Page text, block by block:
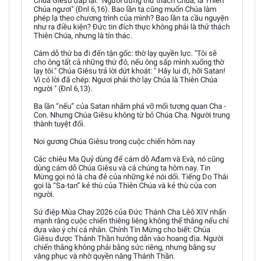
Chúa ngươi" (Đnl 6,16). Bao lần ta cũng muốn Chúa làm
phép lạ theo chương trình của mình? Bao lần ta cầu nguyện
như ra điều kiện? Đức tin đích thực không phải là thử thách
Thiên Chúa, nhưng là tín thác.
Cám dỗ thứ ba đi đến tận gốc: thờ lạy quyền lực. "Tôi sẽ
cho ông tất cả những thứ đó, nếu ông sấp mình xuống thờ
lạy tôi." Chúa Giêsu trả lời dứt khoát: " Hãy lui đi, hỡi Satan!
Vì có lời đã chép: Ngươi phải thờ lạy Chúa là Thiên Chúa
người " (Đnl 6,13).
Ba lần “nếu” của Satan nhắm phá vỡ mối tương quan Cha -
Con. Nhưng Chúa Giêsu không từ bỏ Chúa Cha. Người trung
thành tuyệt đối.
Noi gương Chúa Giêsu trong cuộc chiến hôm nay
Các chiêu Ma Quỷ dùng để cám dỗ Ađam và Evà, nó cũng
dùng cám dỗ Chúa Giêsu và cả chúng ta hôm nay. Tin
Mừng gọi nó là cha đẻ của những kẻ nói dối. Tiếng Do Thái
gọi là “Sa-tan” kẻ thù của Thiên Chúa và kẻ thù của con
người.
Sứ điệp Mùa Chay 2026 của Đức Thánh Cha Lêô XIV nhấn
mạnh rằng cuộc chiến thiêng liêng không thể thắng nếu chỉ
dựa vào ý chí cá nhân. Chính Tin Mừng cho biết: Chúa
Giêsu được Thánh Thần hướng dẫn vào hoang địa. Người
chiến thắng không phải bằng sức riêng, nhưng bằng sự
vâng phục và nhờ quyền năng Thánh Thần.